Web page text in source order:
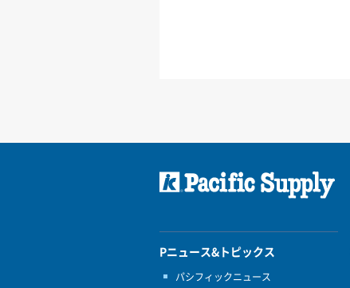
Pニュース&トピックス
パシフィックニュース